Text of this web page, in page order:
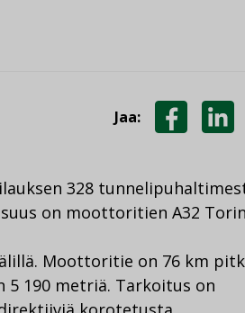
Jaa:
328
on moottoritien A32
Moottoritie on 76 km
5 190 metriä. Tarkoitus on